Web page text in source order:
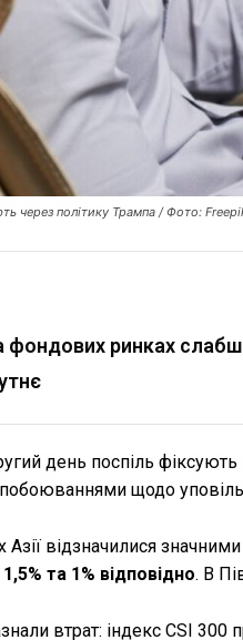
через політику Трампа / Фото:
ринках
день поспіль
щодо
відзначилися
1,5% та 1% відповідно. В
втрат: індекс CSI 300